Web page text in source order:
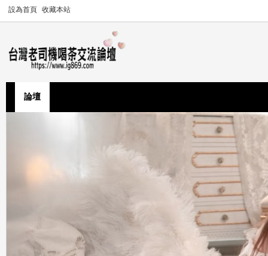
設為首頁 收藏本站
論壇